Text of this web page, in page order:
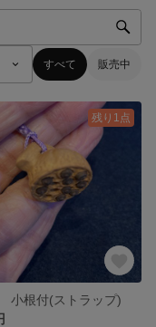
すべて 販売中
残り1点
小根付(ストラップ)